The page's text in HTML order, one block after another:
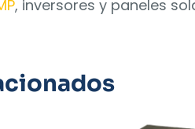
, inversores y paneles